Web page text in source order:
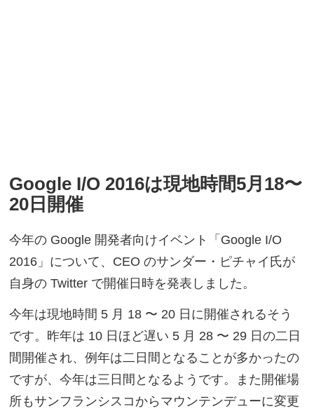
Google I/O 2016は現地時間5月18〜
20日開催
今年の Google 開発者向けイベント「Google I/O
2016」について、CEO のサンダー・ピチャイ氏が
自身の Twitter で開催日時を発表しました。
今年は現地時間 5 月 18 〜 20 日に開催されるそう
です。昨年は 10 日ほど遅い 5 月 28 〜 29 日の二日
間開催され、例年は二日間となることが多かったの
ですが、今年は三日間となるようです。また開催場
所もサンフランシスコからマウンテンデューに変更